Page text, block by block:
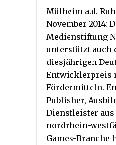
Mülheim a.d.
November 2014:
Medienstiftung
unterstützt auch
diesjährigen
Entwicklerpreis
Fördermitteln.
Publisher,
Dienstleister aus
nordrhein-
Games-Branche